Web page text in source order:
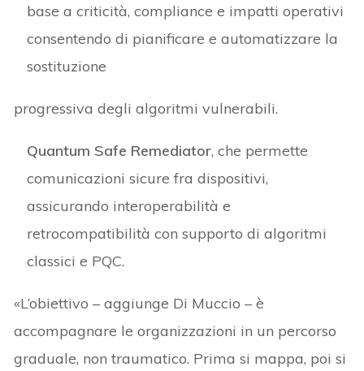
base a criticità, compliance e impatti operativi
consentendo di pianificare e automatizzare la
sostituzione
progressiva degli algoritmi vulnerabili.
Quantum Safe Remediator, che permette
comunicazioni sicure fra dispositivi,
assicurando interoperabilità e
retrocompatibilità con supporto di algoritmi
classici e PQC.
«L’obiettivo – aggiunge Di Muccio – è
accompagnare le organizzazioni in un percorso
graduale, non traumatico. Prima si mappa, poi si